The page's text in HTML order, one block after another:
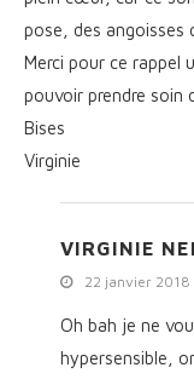
pose, des angoisses
Merci pour ce rappel
pouvoir prendre soin
Bises
Virginie
VIRGINIE
22 janvier 2018
Oh bah je ne
hypersensible,